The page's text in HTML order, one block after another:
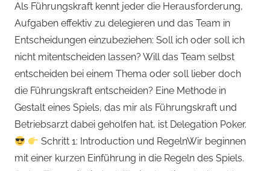
Juni
2025
med.
Stefan
Wagner,
MHBA
Als Führungskraft kennt jeder die Herausforderung,
Aufgaben effektiv zu delegieren und das Team in
Entscheidungen einzubeziehen: Soll ich oder soll ich
nicht mitentscheiden lassen? Will das Team selbst
entscheiden bei einem Thema oder soll lieber doch
die Führungskraft entscheiden? Eine Methode in
Gestalt eines Spiels, das mir als Führungskraft und
Betriebsarzt dabei geholfen hat, ist Delegation Poker.
Schritt 1: Introduction und RegelnWir beginnen
mit einer kurzen Einführung in die Regeln des Spiels.